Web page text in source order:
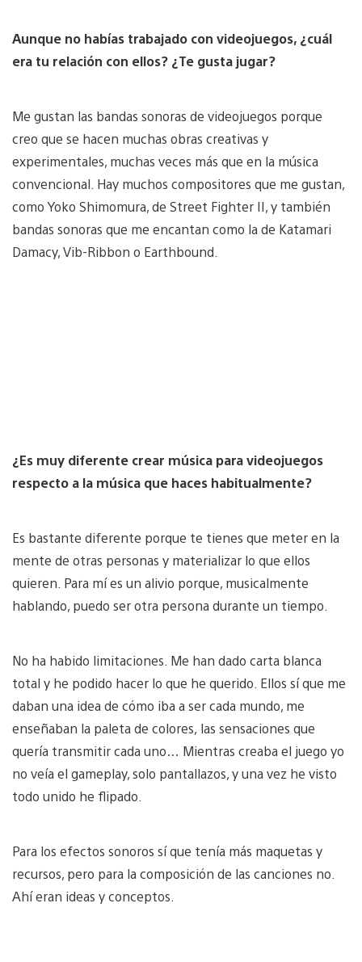
Aunque no habías trabajado con videojuegos, ¿cuál
era tu relación con ellos? ¿Te gusta jugar?
Me gustan las bandas sonoras de videojuegos porque
creo que se hacen muchas obras creativas y
experimentales, muchas veces más que en la música
convencional. Hay muchos compositores que me gustan,
como Yoko Shimomura, de Street Fighter II, y también
bandas sonoras que me encantan como la de Katamari
Damacy, Vib-Ribbon o Earthbound.
¿Es muy diferente crear música para videojuegos
respecto a la música que haces habitualmente?
Es bastante diferente porque te tienes que meter en la
mente de otras personas y materializar lo que ellos
quieren. Para mí es un alivio porque, musicalmente
hablando, puedo ser otra persona durante un tiempo.
No ha habido limitaciones. Me han dado carta blanca
total y he podido hacer lo que he querido. Ellos sí que me
daban una idea de cómo iba a ser cada mundo, me
enseñaban la paleta de colores, las sensaciones que
quería transmitir cada uno… Mientras creaba el juego yo
no veía el gameplay, solo pantallazos, y una vez he visto
todo unido he flipado.
Para los efectos sonoros sí que tenía más maquetas y
recursos, pero para la composición de las canciones no.
Ahí eran ideas y conceptos.